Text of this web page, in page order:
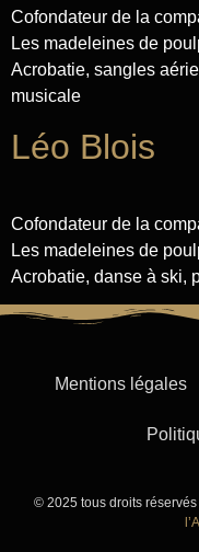
Cofondateur de la
Les madeleines de
Acrobatie, sangles
musicale
Léo Blois
Cofondateur de la
Les madeleines de
Acrobatie, danse à ski,
Mentions légales
© 2025 tous droits